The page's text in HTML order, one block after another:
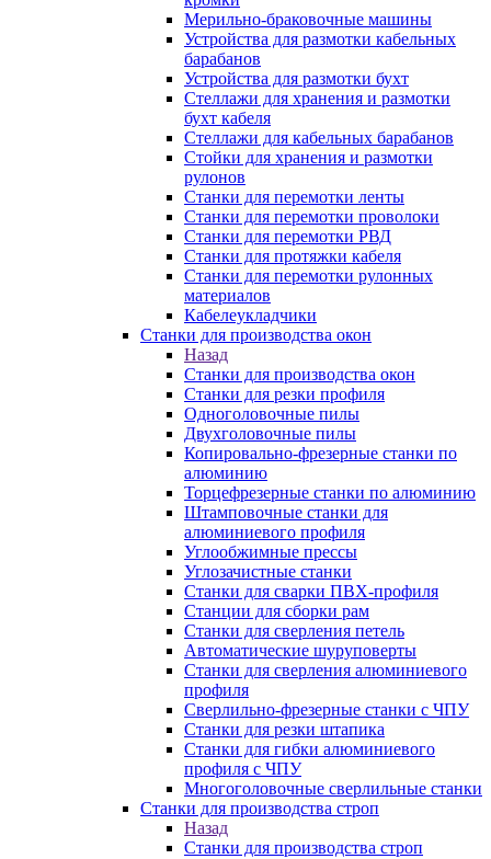
Мерильно-браковочные машины
Устройства для размотки кабельных
барабанов
Устройства для размотки бухт
Стеллажи для хранения и размотки
бухт кабеля
Стеллажи для кабельных барабанов
Стойки для хранения и размотки
рулонов
Станки для перемотки ленты
Станки для перемотки проволоки
Станки для перемотки РВД
Станки для протяжки кабеля
Станки для перемотки рулонных
материалов
Кабелеукладчики
Станки для производства окон
Назад
Станки для производства окон
Станки для резки профиля
Одноголовочные пилы
Двухголовочные пилы
Копировально-фрезерные станки по
алюминию
Торцефрезерные станки по алюминию
Штамповочные станки для
алюминиевого профиля
Углообжимные прессы
Углозачистные станки
Станки для сварки ПВХ-профиля
Станции для сборки рам
Станки для сверления петель
Автоматические шуруповерты
Станки для сверления алюминиевого
профиля
Сверлильно-фрезерные станки с ЧПУ
Станки для резки штапика
Станки для гибки алюминиевого
профиля с ЧПУ
Многоголовочные сверлильные станки
Станки для производства строп
Назад
Станки для производства строп